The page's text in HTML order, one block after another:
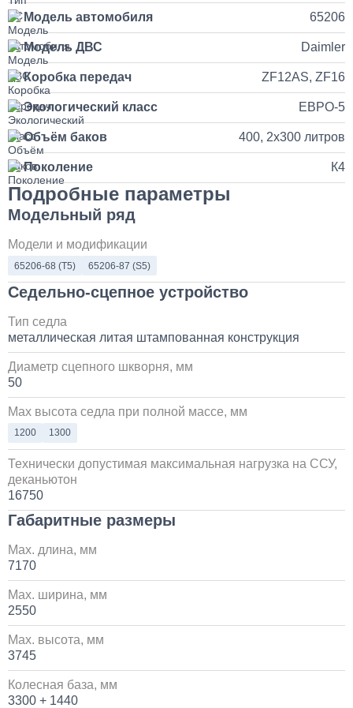
Установка и подключение рации с антенной на КАМАЗ
35 000
1 день
Установка продувочного пистолета в кабину
3 500
Установка системы контроля положения
самосвального кузова
увеличенным салоном
1 700 000
Установка пневмоподвески на воздушных подушках
на КАМАЗ
60 000
Установка стояночного кондиционера JUKOOL FT-
Модель автомобиля 65206
Модель ДВС Daimler
Коробка передач ZF12AS, ZF16
Экологический класс ЕВРО-5
Объём баков 400, 2х300 литров
Поколение К4
Подробные параметры
Модельный ряд
Модели и модификации
65206-68 (Т5) 65206-87 (S5)
Седельно-сцепное устройство
Тип седла
металлическая литая штампованная конструкция
Диаметр сцепного шкворня, мм
50
Max высота седла при полной массе, мм
1200 1300
Технически допустимая максимальная нагрузка на ССУ,
деканьютон
16750
Габаритные размеры
Max. длина, мм
7170
Max. ширина, мм
2550
Max. высота, мм
3745
Колесная база, мм
3300 + 1440